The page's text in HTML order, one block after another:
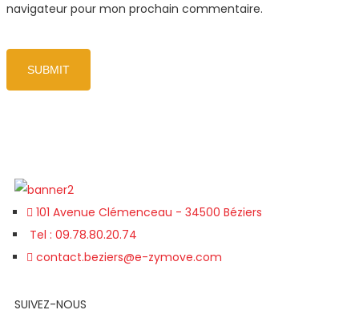
navigateur pour mon prochain commentaire.
101 Avenue Clémenceau - 34500 Béziers
Tel : 09.78.80.20.74
contact.beziers@e-zymove.com
SUIVEZ-NOUS